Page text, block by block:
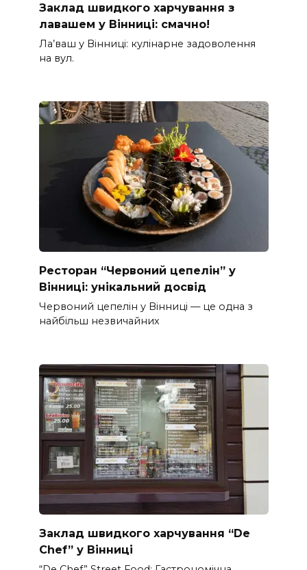
Заклад швидкого харчування з
лавашем у Вінниці: смачно!
Ла’ваш у Вінниці: кулінарне задоволення
на вул.
Ресторан “Червоний цепелін” у
Вінниці: унікальний досвід
Червоний цепелін у Вінниці — це одна з
найбільш незвичайних
Заклад швидкого харчування “De
Chef” у Вінниці